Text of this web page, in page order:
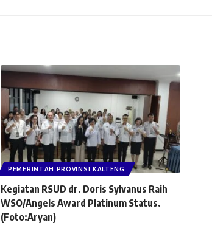
PEMERINTAH PROVINSI KALTENG
Kegiatan RSUD dr. Doris Sylvanus Raih
WSO/Angels Award Platinum Status.
(Foto:Aryan)